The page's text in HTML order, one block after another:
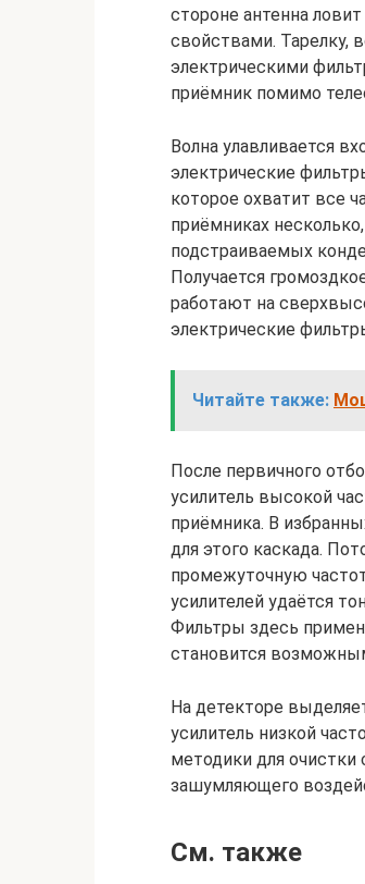
стороне антенна
свойствами. Тарелку,
электрическими
приёмник помимо
Волна улавливается
электрические
которое охватит все
приёмниках
подстраиваемых
Получается
работают на
электрические
Читайте также:
После первичного
усилитель высокой
приёмника. В
для этого каскада.
промежуточную
усилителей удаётся
Фильтры здесь
становится
На детекторе
усилитель низкой
методики для очистки
зашумляющего
См. также